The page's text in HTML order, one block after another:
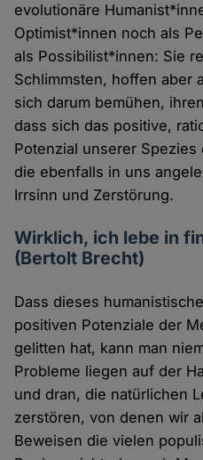
evolutionäre
Optimist*innen noch als
als Possibilist*innen: Sie
Schlimmsten, hoffen aber
sich darum bemühen,
dass sich das positive,
Potenzial unserer
die ebenfalls in uns
Irrsinn und Zerstörung.
Wirklich, ich lebe in
(Bertolt Brecht)
Dass dieses
positiven Potenziale der
gelitten hat, kann man
Probleme liegen auf der
und dran, die natürlichen
zerstören, von denen wir
Beweisen die vielen